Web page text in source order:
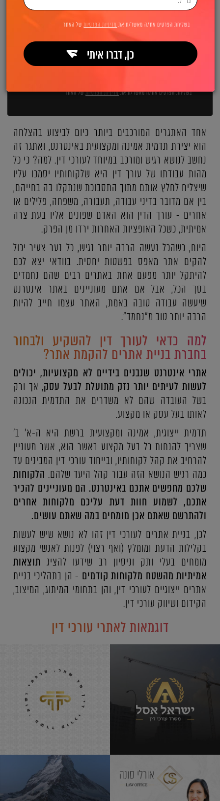
בשליחת הפרטים את/ה מאשר/ת אתמדיניות הפרטיותשל האתר
אחד האתגרים המורכבים ביותר כיום לביצוע בהצלחה
הוא יצירת תדמית אמינה ומקצועית באינטרנט, ואתגר זה
נחשב לנושא רגיש ומורכב במיוחד לעורכי דין. למה? כי כל
מהות עבודתו של עורך דין היא שלקוחותיו יסמכו עליו
שיצליח לחלץ אותם מתוך התסבוכת שנתקלו בה בחייהם,
בין אם מדובר בדיני עבודה, תעבורה, משפחה, פלילים או
אחרים - עורך הדין הוא האדם שפונים אליו בעת צרה
אמיתית, כשכל האופציות האחרות ירדו מן הפרק.
היום, כשהכל נעשה הרבה יותר נגיש, כל נער צעיר יכול
להקים אתר מאפס בפשטות יחסית. בוודאי יצא לכם
להיתקל יותר מפעם אחת באתרים רבים שהם נחמדים
בסך הכל, אבל אם אתם מעוניינים באתר אינטרנט
שיעשה עבודה טובה באמת, האתר עצמו חייב להיות
הרבה יותר טוב מ"נחמד".
למה כדאי לעורך דין להשקיע ולבחור
בחברת בניית אתרים להקמת אתר?
אתרי אינטרנט שנבנים בידיים לא מקצועיות, יכולים
לעשות לעיתים יותר נזק מתועלת לבעל עסק, אך ורק
בשל העובדה שהם לא משדרים את התדמית הנכונה
לאותו בעל עסק או מקצוע.
תדמית ייצוגית, אמינה ומקצועית ברשת היא ה-א' ב'
שצריך להנחות כל בעל מקצוע באשר הוא, אשר מעוניין
להרחיב את קהל לקוחותיו, ובייחוד עורכי דין המבינים עד
כמה רגיש הנושא הזה עבור קהל היעד שלהם. הלקוחות
שלכם מחפשים אתכם באינטרנט. הם מעוניינים להכיר
אתכם, לשמוע חוות דעת עליכם מלקוחות אחרים
ולהתרשם שאתם אכן מומחים במה שאתם עושים.
לכן, בניית אתרים לעורכי דין זהו לא נושא שיש לעשות
בקלילות הדעת ומומלץ (ואף רצוי) לפנות לאנשי מקצוע
מומחים בעלי ותק וניסיון רב שידעו להציג תוצאות
אמיתיות מהשטח מלקוחות קודמים - הן בתהליכי בניית
אתרים ייצוגיים לעורכי דין, והן בתחומי המיתוג, המיצוב,
הקידום ושיווק עורכי דין.
דוגמאות לאתרי עורכי דין
בשליחת הפרטים את/ה מאשר/ת את מדיניות הפרטיותשל האתר
כן, דברו איתי